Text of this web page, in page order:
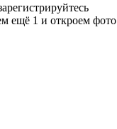
ещё 1 и откроем фото